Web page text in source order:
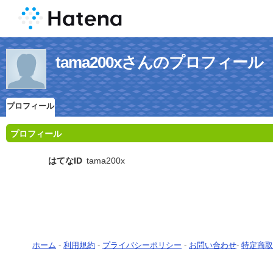
tama200xさんのプロフィール
プロフィール
プロフィール
はてなID tama200x
ホーム - 利用規約 - プライバシーポリシー - お問い合わせ- 特定商